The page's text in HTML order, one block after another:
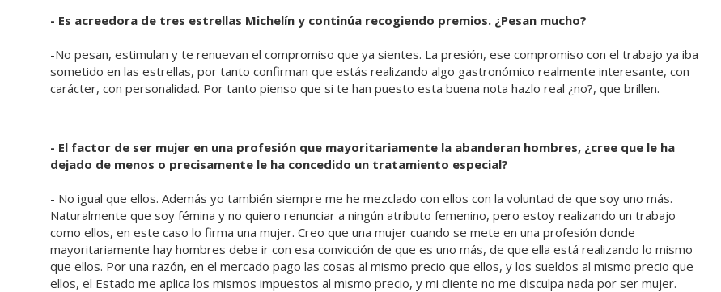
- Es acreedora de tres estrellas Michelín y continúa recogiendo premios. ¿Pesan mucho?
-No pesan, estimulan y te renuevan el compromiso que ya sientes. La presión, ese compromiso con el trabajo ya iba
sometido en las estrellas, por tanto confirman que estás realizando algo gastronómico realmente interesante, con
carácter, con personalidad. Por tanto pienso que si te han puesto esta buena nota hazlo real ¿no?, que brillen.
- El factor de ser mujer en una profesión que mayoritariamente la abanderan hombres, ¿cree que le ha
dejado de menos o precisamente le ha concedido un tratamiento especial?
- No igual que ellos. Además yo también siempre me he mezclado con ellos con la voluntad de que soy uno más.
Naturalmente que soy fémina y no quiero renunciar a ningún atributo femenino, pero estoy realizando un trabajo
como ellos, en este caso lo firma una mujer. Creo que una mujer cuando se mete en una profesión donde
mayoritariamente hay hombres debe ir con esa convicción de que es uno más, de que ella está realizando lo mismo
que ellos. Por una razón, en el mercado pago las cosas al mismo precio que ellos, y los sueldos al mismo precio que
ellos, el Estado me aplica los mismos impuestos al mismo precio, y mi cliente no me disculpa nada por ser mujer.